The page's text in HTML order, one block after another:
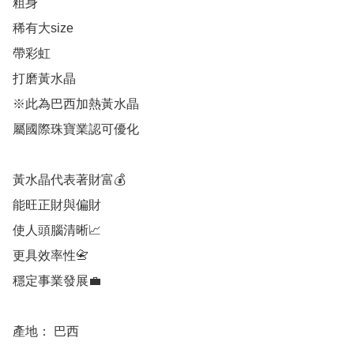
粗身
稀有大size
帶彩虹
打磨黃水晶
※此為巴西加熱黃水晶
屬國際珠寶業認可優化
黃水晶代表著財富💰
能旺正財與偏財
使人頭腦清晰📈
更具效率性📇
穩定事業發展💼
產地： 巴西